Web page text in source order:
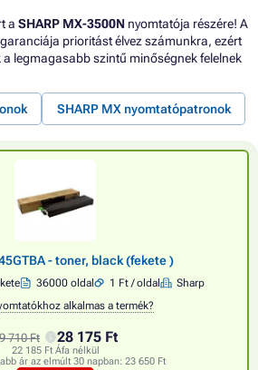
a SHARP MX-3500N nyomtatója részére! A
prioritást élvez számunkra, ezért
legmagasabb szintű minőségnek felelnek
SHARP MX nyomtatópatronok
- toner, black (fekete )
36000 oldal 1 Ft / oldal
Sharp
alkalmas a termék?
710 Ft 28 175 Ft
22 185 Ft Áfa nélkül
ár az elmúlt 30 napban: 23 650 Ft